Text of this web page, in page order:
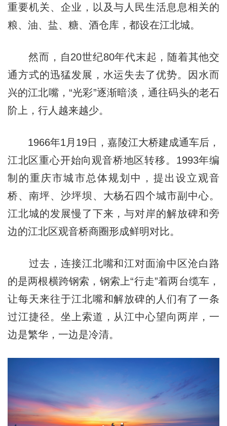
重要机关、企业，以及与人民生活息息相关的
粮、油、盐、糖、酒仓库，都设在江北城。
然而，自20世纪80年代末起，随着其他交
通方式的迅猛发展，水运失去了优势。因水而
兴的江北嘴，“光彩”逐渐暗淡，通往码头的老石
阶上，行人越来越少。
1966年1月19日，嘉陵江大桥建成通车后，
江北区重心开始向观音桥地区转移。1993年编
制的重庆市城市总体规划中，提出设立观音
桥、南坪、沙坪坝、大杨石四个城市副中心。
江北城的发展慢了下来，与对岸的解放碑和旁
边的江北区观音桥商圈形成鲜明对比。
过去，连接江北嘴和江对面渝中区沧白路
的是两根横跨钢索，钢索上“行走”着两台缆车，
让每天来往于江北嘴和解放碑的人们有了一条
过江捷径。坐上索道，从江中心望向两岸，一
边是繁华，一边是冷清。